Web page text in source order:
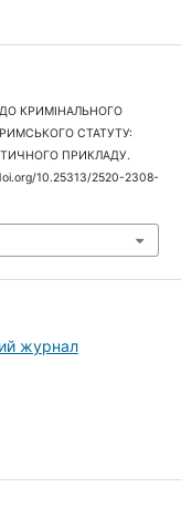
ДО КРИМІНАЛЬНОГО
СТАТУТУ:
ПРИКЛАДУ.
10.25313/2520-2308-
журнал